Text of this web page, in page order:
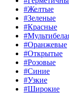
#Желтые
#Зеленые
#Красные
#Оранжевые
#Открытые
#Розовые
#Синие
#Узкие
#Широкие